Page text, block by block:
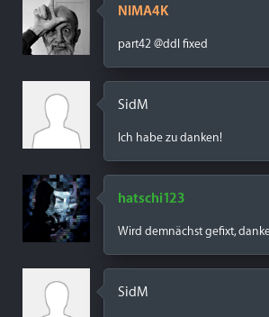
NIMA4K
part42 @ddl fixed
SidM
Ich habe zu danken!
hatschi123
Wird demnächst gefixt,
SidM